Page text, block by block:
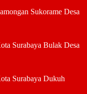
Sukorame Desa
Surabaya Bulak Desa
Surabaya Dukuh